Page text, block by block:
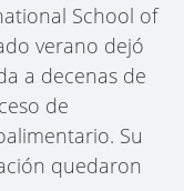
School of
verano dejó
a decenas de
de
Su
quedaron